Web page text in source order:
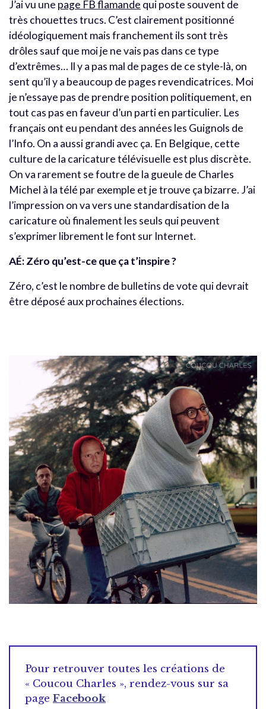
J’ai vu une page FB flamande qui poste souvent de
très chouettes trucs. C’est clairement positionné
idéologiquement mais franchement ils sont très
drôles sauf que moi je ne vais pas dans ce type
d’extrêmes… Il y a pas mal de pages de ce style-là, on
sent qu’il y a beaucoup de pages revendicatrices. Moi
je n’essaye pas de prendre position politiquement, en
tout cas pas en faveur d’un parti en particulier. Les
français ont eu pendant des années les Guignols de
l’Info. On a aussi grandi avec ça. En Belgique, cette
culture de la caricature télévisuelle est plus discrète.
On va rarement se foutre de la gueule de Charles
Michel à la télé par exemple et je trouve ça bizarre. J’ai
l’impression on va vers une standardisation de la
caricature où finalement les seuls qui peuvent
s’exprimer librement le font sur Internet.
AÉ:Zéro qu’est-ce que ça t’inspire ?
Zéro, c’est le nombre de bulletins de vote qui devrait
être déposé aux prochaines élections.
Pour retrouver toutes les créations de
« Coucou Charles », rendez-vous sur sa
page Facebook